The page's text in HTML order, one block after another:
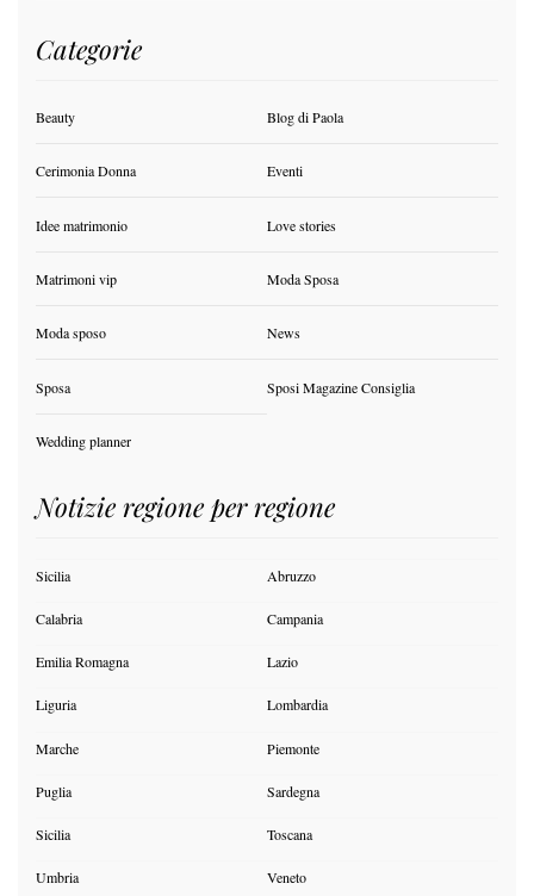
Categorie
Beauty Blog di Paola
Cerimonia Donna Eventi
Idee matrimonio Love stories
Matrimoni vip Moda Sposa
Moda sposo News
Sposa Sposi Magazine Consiglia
Wedding planner
Notizie regione per regione
Sicilia Abruzzo
Calabria Campania
Emilia Romagna Lazio
Liguria Lombardia
Marche Piemonte
Puglia Sardegna
Sicilia Toscana
Umbria Veneto